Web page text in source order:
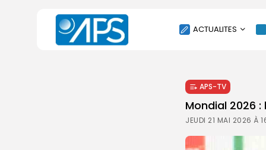
ACTUALITES
SOCIÉTÉ
ÉCONOMIE
CULTURE
SPORT
APS-TV
Mondial 2026
JEUDI 21 MAI 2026 À